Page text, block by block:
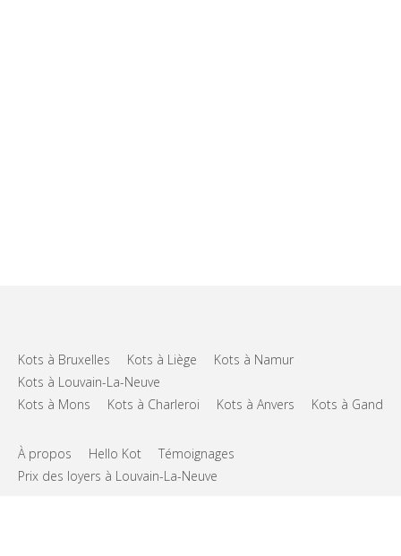
Kots à Bruxelles Kots à Liège
Kots à Namur
Kots à Louvain-La-Neuve
Kots à Mons
Kots à Charleroi Kots à Anvers Kots à Gand
À propos Hello Kot
Témoignages
Prix des loyers à Louvain-La-Neuve